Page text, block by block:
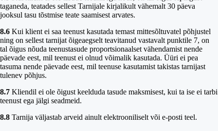
taganeda, teatades sellest Tarnijale kirjalikult vähemalt 30 päeva
jooksul tasu tõstmise teate saamisest arvates.
8.6 Kui klient ei saa teenust kasutada temast mittesõltuvatel põhjustel
ning on sellest tarnijat õigeaegselt teavitanud vastavalt punktile 7, on
tal õigus nõuda teenustasude proportsionaalset vähendamist nende
päevade eest, mil teenust ei olnud võimalik kasutada. Üüri ei pea
tasuma nende päevade eest, mil teenuse kasutamist takistas tarnijast
tulenev põhjus.
8.7 Kliendil ei ole õigust keelduda tasude maksmisest, kui ta ise ei tarbi
teenust ega jälgi seadmeid.
8.8 Tarnija väljastab arveid ainult elektrooniliselt või e-posti teel.